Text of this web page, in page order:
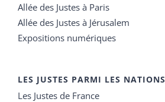
Allée des Justes à Paris
Allée des Justes à Jérusalem
Expositions numériques
LES JUSTES PARMI LES NATIONS
Les Justes de France